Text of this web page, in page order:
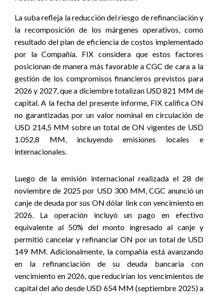
La suba refleja la reducción del riesgo de refinanciación y
la recomposición de los márgenes operativos, como
resultado del plan de eficiencia de costos implementado
por la Compañía. FIX considera que estos factores
posicionan de manera más favorable a CGC de cara a la
gestión de los compromisos financieros previstos para
2026 y 2027, que a diciembre totalizan USD 821 MM de
capital. A la fecha del presente informe, FIX califica ON
no garantizadas por un valor nominal en circulación de
USD 214,5 MM sobre un total de ON vigentes de USD
1.052,8 MM, incluyendo emisiones locales e
internacionales.
Luego de la emisión internacional realizada el 28 de
noviembre de 2025 por USD 300 MM, CGC anunció un
canje de deuda por sus ON dólar link con vencimiento en
2026. La operación incluyó un pago en efectivo
equivalente al 50% del monto ingresado al canje y
permitió cancelar y refinanciar ON por un total de USD
149 MM. Adicionalmente, la compañía está avanzando
en la refinanciación de su deuda bancaria con
vencimiento en 2026, que reducirían los vencimientos de
capital del año desde USD 654 MM (septiembre 2025) a